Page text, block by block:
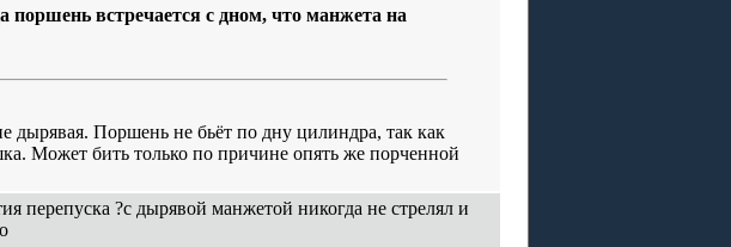
поршень встречается с дном, что манжета на
дырявая. Поршень не бьёт по дну цилиндра, так как
Может бить только по причине опять же порченной
перепуска ?с дырявой манжетой никогда не стрелял и